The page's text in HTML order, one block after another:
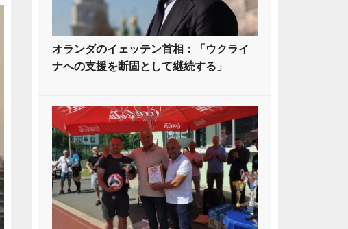
オランダのイェッテン首相：「ウクライ
ナへの支援を断固として継続する」